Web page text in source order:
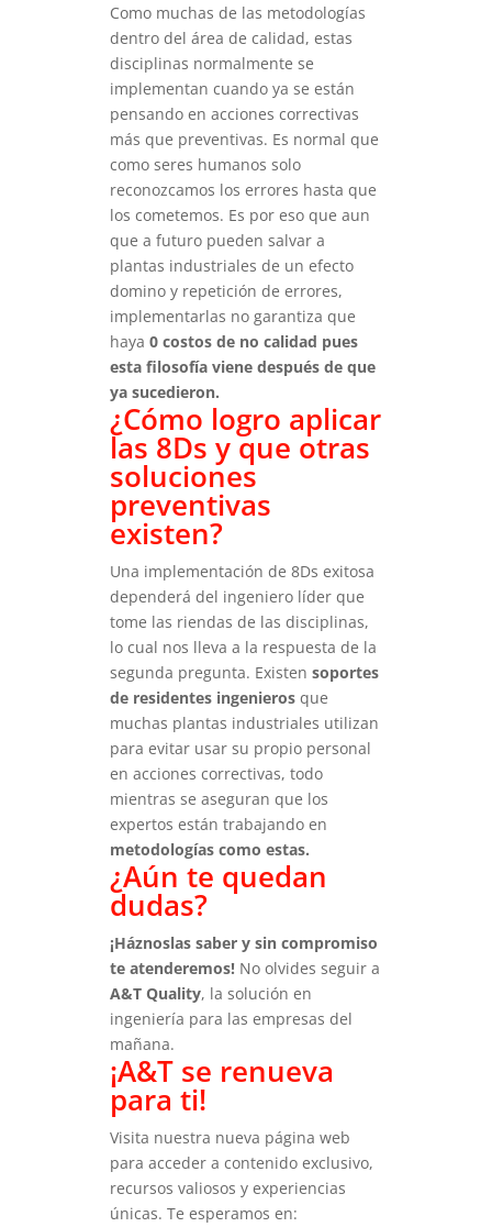
Como muchas de las metodologías
dentro del área de calidad, estas
disciplinas normalmente se
implementan cuando ya se están
pensando en acciones correctivas
más que preventivas. Es normal que
como seres humanos solo
reconozcamos los errores hasta que
los cometemos. Es por eso que aun
que a futuro pueden salvar a
plantas industriales de un efecto
domino y repetición de errores,
implementarlas no garantiza que
haya 0 costos de no calidad pues
esta filosofía viene después de que
ya sucedieron.
¿Cómo logro aplicar
las 8Ds y que otras
soluciones
preventivas
existen?
Una implementación de 8Ds exitosa
dependerá del ingeniero líder que
tome las riendas de las disciplinas,
lo cual nos lleva a la respuesta de la
segunda pregunta. Existen soportes
de residentes ingenieros que
muchas plantas industriales utilizan
para evitar usar su propio personal
en acciones correctivas, todo
mientras se aseguran que los
expertos están trabajando en
metodologías como estas.
¿Aún te quedan
dudas?
¡Háznoslas saber y sin compromiso
te atenderemos! No olvides seguir a
A&T Quality, la solución en
ingeniería para las empresas del
mañana.
¡A&T se renueva
para ti!
Visita nuestra nueva página web
para acceder a contenido exclusivo,
recursos valiosos y experiencias
únicas. Te esperamos en: